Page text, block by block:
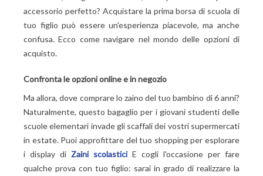
accessorio perfetto? Acquistare la prima borsa di scuola di
tuo figlio può essere un'esperienza piacevole, ma anche
confusa. Ecco come navigare nel mondo delle opzioni di
acquisto.
Confronta le opzioni online e in negozio
Ma allora, dove comprare lo zaino del tuo bambino di 6 anni?
Naturalmente, questo bagaglio per i giovani studenti delle
scuole elementari invade gli scaffali dei vostri supermercati
in estate. Puoi approfittare del tuo shopping per esplorare
i display di Zaini scolasticiE cogli l'occasione per fare
qualche prova con tuo figlio: sarai in grado di realizzare la